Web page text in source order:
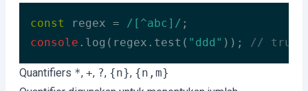
const regex = /[^abc]/
console .log(regex.test( "ddd" )); // true
Code language: JavaScript (
Quantifiers *, +, ?, {n}, {n,m}